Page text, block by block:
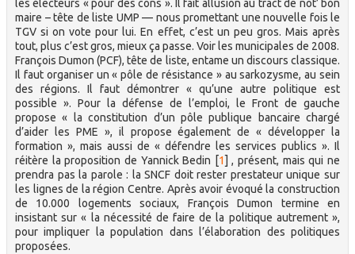
les électeurs « pour des cons ». Il fait allusion au tract de not’ bon
maire – tête de liste UMP — nous promettant une nouvelle fois le
TGV si on vote pour lui. En effet, c’est un peu gros. Mais après
tout, plus c’est gros, mieux ça passe. Voir les municipales de 2008.
François Dumon (PCF), tête de liste, entame un discours classique.
Il faut organiser un « pôle de résistance » au sarkozysme, au sein
des régions. Il faut démontrer « qu’une autre politique est
possible ». Pour la défense de l’emploi, le Front de gauche
propose « la constitution d’un pôle publique bancaire chargé
d’aider les PME », il propose également de « développer la
formation », mais aussi de « défendre les services publics ». Il
réitère la proposition de Yannick Bedin [1] , présent, mais qui ne
prendra pas la parole : la SNCF doit rester prestateur unique sur
les lignes de la région Centre. Après avoir évoqué la construction
de 10.000 logements sociaux, François Dumon termine en
insistant sur « la nécessité de faire de la politique autrement »,
pour impliquer la population dans l’élaboration des politiques
proposées.